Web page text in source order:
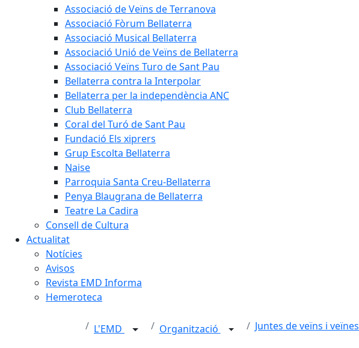
Associació de Veïns de Terranova
Associació Fòrum Bellaterra
Associació Musical Bellaterra
Associació Unió de Veïns de Bellaterra
Associació Veïns Turo de Sant Pau
Bellaterra contra la Interpolar
Bellaterra per la independència ANC
Club Bellaterra
Coral del Turó de Sant Pau
Fundació Els xiprers
Grup Escolta Bellaterra
Naise
Parroquia Santa Creu-Bellaterra
Penya Blaugrana de Bellaterra
Teatre La Cadira
Consell de Cultura
Actualitat
Notícies
Avisos
Revista EMD Informa
Hemeroteca
L'EMD Organització Juntes de veïns i veïnes